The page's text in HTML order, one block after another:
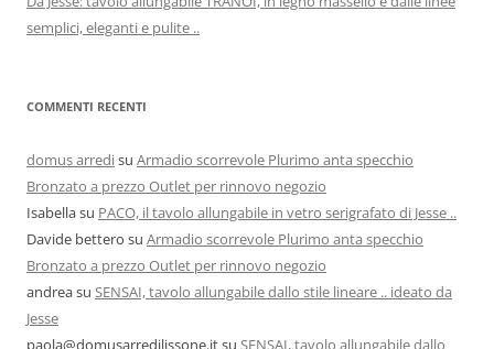
semplici, eleganti e pulite ..
COMMENTI RECENTI
domus arredisu Armadio scorrevole Plurimo anta specchio
Bronzato a prezzo Outlet per rinnovo negozio
Isabellasu PACO, il tavolo allungabile in vetro serigrafato di Jesse ..
Davide bettero su Armadio scorrevole Plurimo anta specchio
Bronzato a prezzo Outlet per rinnovo negozio
andreasu SENSAI, tavolo allungabile dallo stile lineare .. ideato da
Jesse
paola@domusarredilissone.itsu SENSAI, tavolo allungabile dallo